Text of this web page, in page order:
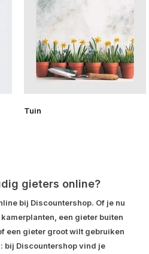
Tuin
gieters online?
bij Discountershop. Of je nu
een gieter buiten
een gieter groot wilt gebruiken
bij Discountershop vind je